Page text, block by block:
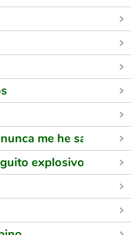
me he sacado
explosivo